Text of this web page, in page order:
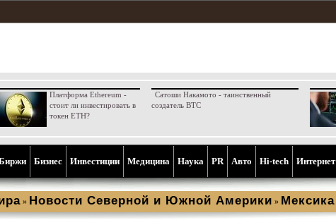
Платформа Ethereum -
стоит ли инвестировать в
токен ETH?
Сатоши Накамото - таинственный
создатель BTC
Бизнес Инвестиции Медицина Наука PR Aвто Hi-tech Интернет
» Новости Северной и Южной Америки » Мексика